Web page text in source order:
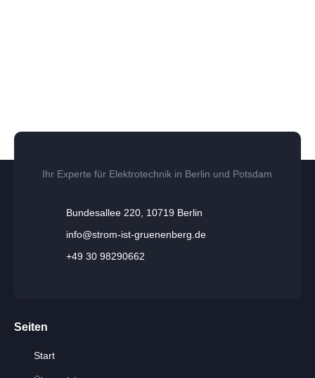
Ihr Experte für Elektrotechnik in Berlin und Potsdam
Bundesallee 220, 10719 Berlin
info@strom-ist-gruenenberg.de
+49 30 98290662
Seiten
Start